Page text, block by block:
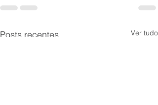
Posts recentes Ver tudo